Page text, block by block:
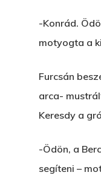
-Konrád.
motyogta a
Furcsán
arca-
Keresdy a
-Ödön, a
segíteni –